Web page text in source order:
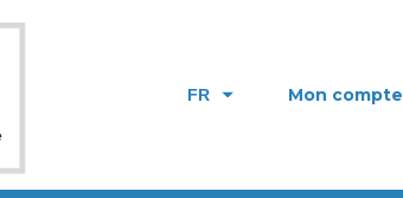
FR Mon compte